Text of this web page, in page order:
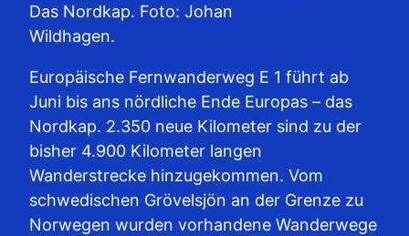
Das Nordkap. Foto: Johan
Wildhagen.
Europäische Fernwanderweg E 1 führt ab
Juni bis ans nördliche Ende Europas – das
Nordkap. 2.350 neue Kilometer sind zu der
bisher 4.900 Kilometer langen
Wanderstrecke hinzugekommen. Vom
schwedischen Grövelsjön an der Grenze zu
Norwegen wurden vorhandene Wanderwege